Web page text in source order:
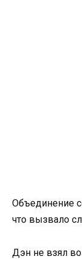
Объединение
что вызвало
Дэн не взял